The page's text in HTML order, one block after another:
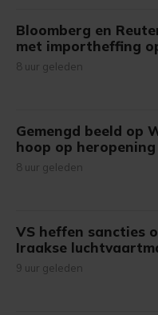
Bloomberg en
met importheffing
8 uur geleden
Gemengd beeld op
hoop op heropening
8 uur geleden
VS heffen sancties
Iraakse
9 uur geleden